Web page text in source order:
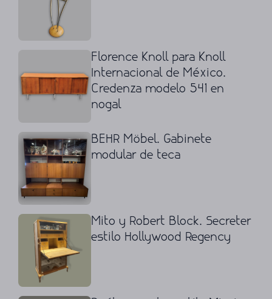
Florence Knoll para Knoll
Internacional de México.
Credenza modelo 541 en
nogal
BEHR Möbel. Gabinete
modular de teca
Mito y Robert Block. Secreter
estilo Hollywood Regency